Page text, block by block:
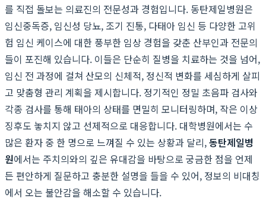
를 직접 돌보는 의료진의 전문성과 경험입니다. 동탄제일병원은
임신중독증, 임신성 당뇨, 조기 진통, 다태아 임신 등 다양한 고위
험 임신 케이스에 대한 풍부한 임상 경험을 갖춘 산부인과 전문의
들이 포진해 있습니다. 이들은 단순히 질병을 치료하는 것을 넘어,
임신 전 과정에 걸쳐 산모의 신체적, 정신적 변화를 세심하게 살피
고 맞춤형 관리 계획을 제시합니다. 정기적인 정밀 초음파 검사와
각종 검사를 통해 태아의 상태를 면밀히 모니터링하며, 작은 이상
징후도 놓치지 않고 선제적으로 대응합니다. 대학병원에서는 수
많은 환자 중 한 명으로 느껴질 수 있는 상황과 달리,동탄제일병
원에서는 주치의와의 깊은 유대감을 바탕으로 궁금한 점을 언제
든 편안하게 질문하고 충분한 설명을 들을 수 있어, 정보의 비대칭
에서 오는 불안감을 해소할 수 있습니다.